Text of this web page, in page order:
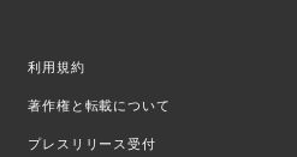
利用規約
著作権と転載について
プレスリリース受付